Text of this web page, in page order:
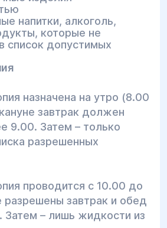
напитки, алкоголь,
которые не
список допустимых
назначена на утро (8.00
завтрак должен
9.00. Затем – только
разрешенных
проводится с 10.00 до
разрешены завтрак и обед
Затем – лишь жидкости из